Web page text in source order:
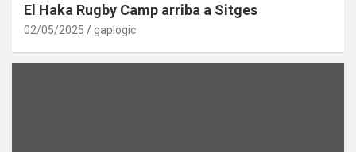
El Haka Rugby Camp arriba a Sitges
02/05/2025 gaplogic